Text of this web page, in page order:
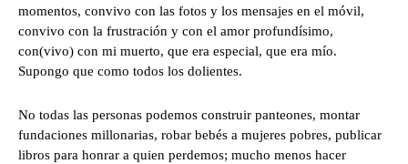
momentos, convivo con las fotos y los mensajes en el móvil,
convivo con la frustración y con el amor profundísimo,
con(vivo) con mi muerto, que era especial, que era mío.
Supongo que como todos los dolientes.
No todas las personas podemos construir panteones, montar
fundaciones millonarias, robar bebés a mujeres pobres, publicar
libros para honrar a quien perdemos; mucho menos hacer